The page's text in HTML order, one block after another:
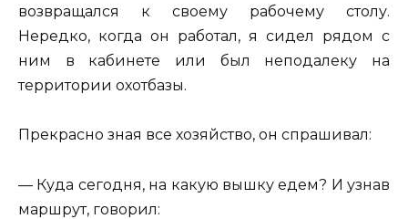
возвращался к своему рабочему столу.
Нередко, когда он работал, я сидел рядом с
ним в кабинете или был неподалеку на
территории охотбазы.
Прекрасно зная все хозяйство, он спрашивал:
— Куда сегодня, на какую вышку едем? И узнав
маршрут, говорил: